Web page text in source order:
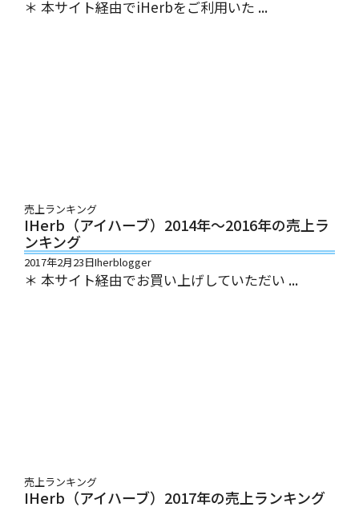
＊ 本サイト経由でiHerbをご利用いた ...
売上ランキング
IHerb（アイハーブ）2014年～2016年の売上ラ
ンキング
2017年2月23日Iherblogger
＊ 本サイト経由でお買い上げしていただい ...
売上ランキング
IHerb（アイハーブ）2017年の売上ランキング